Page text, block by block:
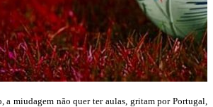
a miudagem não quer ter aulas, gritam por Portugal,